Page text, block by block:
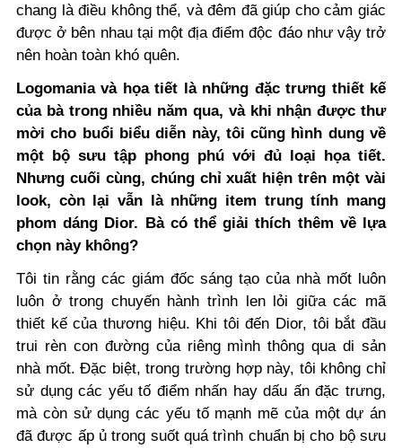
chang là điều không thể, và đêm đã giúp cho cảm giác
được ở bên nhau tại một địa điểm độc đáo như vậy trở
nên hoàn toàn khó quên.
Logomania và họa tiết là những đặc trưng thiết kế
của bà trong nhiều năm qua, và khi nhận được thư
mời cho buổi biểu diễn này, tôi cũng hình dung về
một bộ sưu tập phong phú với đủ loại họa tiết.
Nhưng cuối cùng, chúng chỉ xuất hiện trên một vài
look, còn lại vẫn là những item trung tính mang
phom dáng Dior. Bà có thể giải thích thêm về lựa
chọn này không?
Tôi tin rằng các giám đốc sáng tạo của nhà mốt luôn
luôn ở trong chuyến hành trình len lỏi giữa các mã
thiết kế của thương hiệu. Khi tôi đến Dior, tôi bắt đầu
trui rèn con đường của riêng mình thông qua di sản
nhà mốt. Đặc biệt, trong trường hợp này, tôi không chỉ
sử dụng các yếu tố điểm nhấn hay dấu ấn đặc trưng,
mà còn sử dụng các yếu tố mạnh mẽ của một dự án
đã được ấp ủ trong suốt quá trình chuẩn bị cho bộ sưu